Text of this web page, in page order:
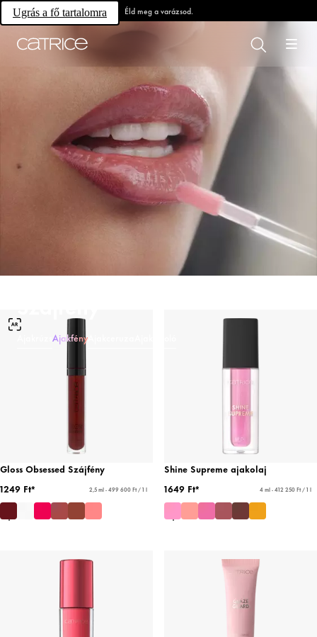
Ugrás a fő tartalomra Éld meg a varázsod.
Ajakfény
Gloss Obsessed Szájfény
1249 Ft*
2,5 ml - 499 600 Ft / 1 l
Shine Supreme ajakolaj
1649 Ft*
4 ml - 412 250 Ft / 1 l